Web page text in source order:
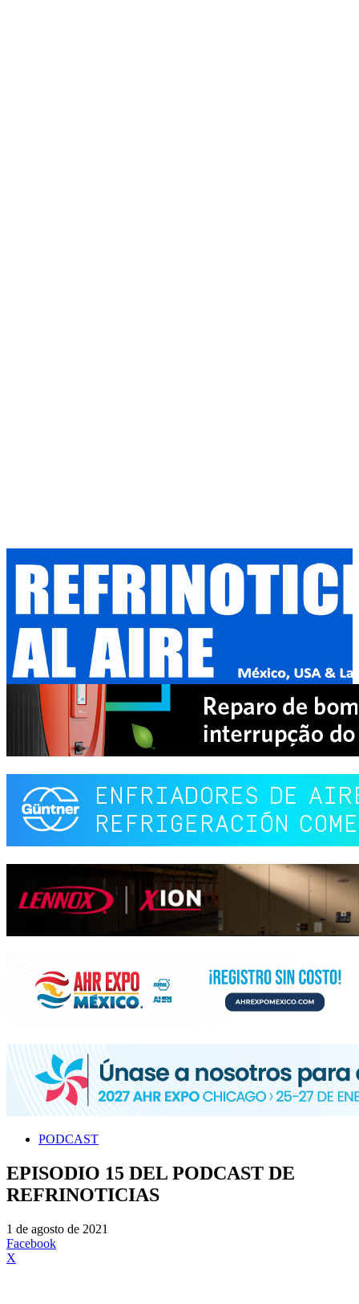
PODCAST
EPISODIO 15 DEL PODCAST DE
REFRINOTICIAS
1 de agosto de 2021
Facebook
X